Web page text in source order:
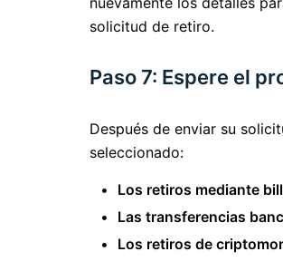
solicitud de retiro.
Paso 7: Espere el
Después de enviar su
seleccionado:
Los retiros mediante
Las transferencias
Los retiros de